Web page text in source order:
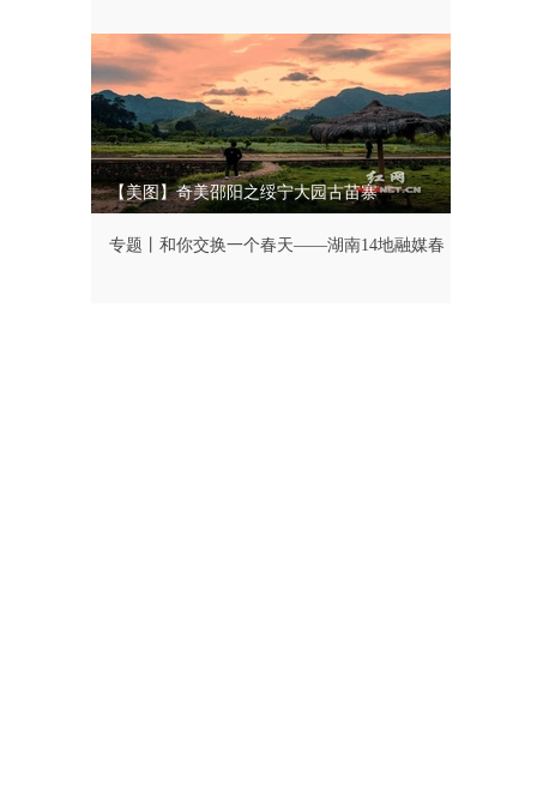
【美图】奇美邵阳之绥宁大园古苗寨
专题丨和你交换一个春天——湖南14地融媒春